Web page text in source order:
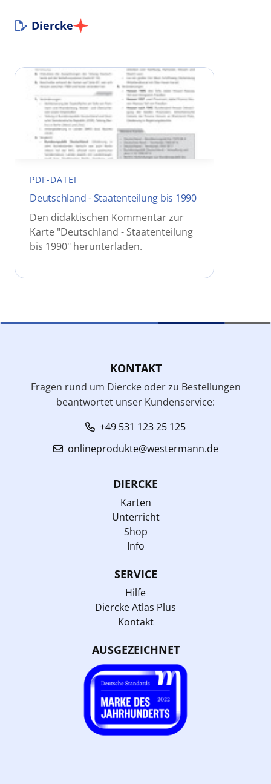
Diercke
PDF-DATEI
Deutschland - Staatenteilung bis 1990
Den didaktischen Kommentar zur
Karte "Deutschland - Staatenteilung
bis 1990" herunterladen.
KONTAKT
Fragen rund um Diercke oder zu Bestellungen
beantwortet unser Kundenservice:
+49 531 123 25 125
onlineprodukte@westermann.de
DIERCKE
Karten
Unterricht
Shop
Info
SERVICE
Hilfe
Diercke Atlas Plus
Kontakt
AUSGEZEICHNET